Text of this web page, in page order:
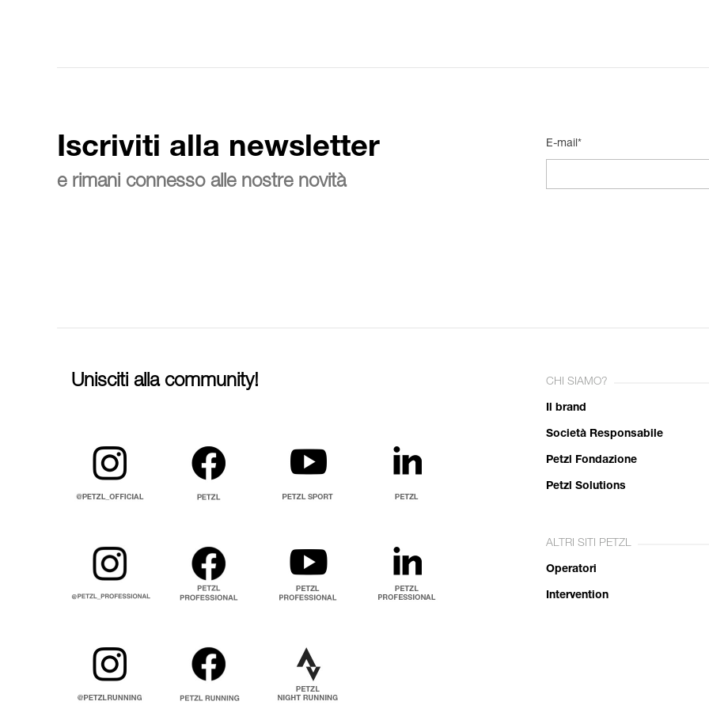
Iscriviti alla newsletter
e rimani connesso alle nostre novità
E-mail*
Unisciti alla community! CHI SIAMO?
Il brand
Società Responsabile
Petzl Fondazione
Petzl Solutions
ALTRI SITI PETZL
Operatori
Intervention